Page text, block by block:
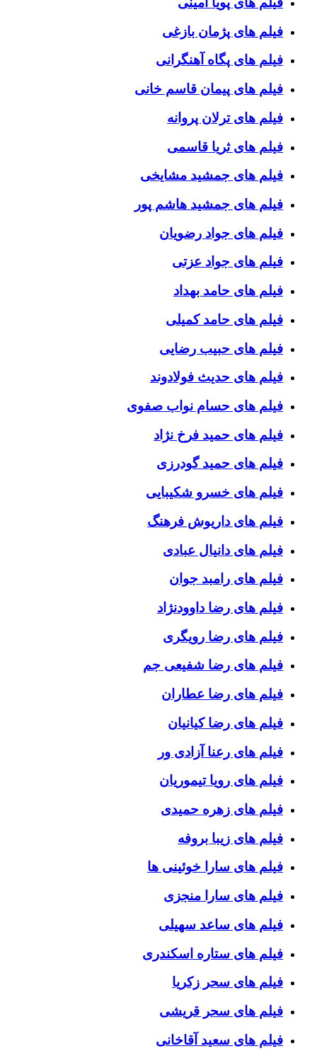
فیلم های پژمان بازغی
فیلم های پگاه آهنگرانی
فیلم های پیمان قاسم خانی
فیلم های ترلان پروانه
فیلم های ثریا قاسمی
فیلم های جمشید مشایخی
فیلم های جمشید هاشم پور
فیلم های جواد رضویان
فیلم های جواد عزتی
فیلم های حامد بهداد
فیلم های حامد کمیلی
فیلم های حبیب رضایی
فیلم های حدیث فولادوند
فیلم های حسام نواب صفوی
فیلم های حمید فرخ نژاد
فیلم های حمید گودرزی
فیلم های خسرو شکیبایی
فیلم های داریوش فرهنگ
فیلم های دانیال عبادی
فیلم های رامبد جوان
فیلم های رضا داوودنژاد
فیلم های رضا رویگری
فیلم های رضا شفیعی جم
فیلم های رضا عطاران
فیلم های رضا کیانیان
فیلم های رعنا آزادی ور
فیلم های رویا تیموریان
فیلم های زهره حمیدی
فیلم های زیبا بروفه
فیلم های سارا خوئینی ها
فیلم های سارا منجزی
فیلم های ساعد سهیلی
فیلم های ستاره اسکندری
فیلم های سحر زکریا
فیلم های سحر قریشی
فیلم های سعید آقاخانی